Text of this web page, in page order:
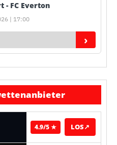
- FC Everton
| 17:00
›
4.9/5 ★ LOS↗